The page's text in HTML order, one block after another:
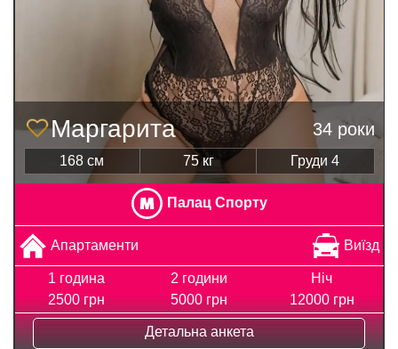
Маргарита 34 роки
168 см 75 кг Груди 4
Палац Спорту
Апартаменти Виїзд
1 година
2500 грн
2 години
5000 грн
Ніч
12000 грн
Детальна анкета